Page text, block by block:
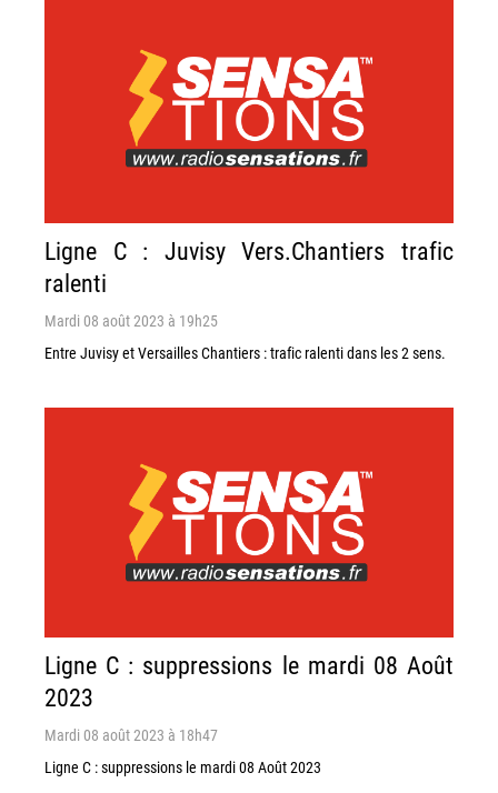
Ligne C : Juvisy Vers.Chantiers trafic
ralenti
Mardi 08 août 2023 à 19h25
Entre Juvisy et Versailles Chantiers : trafic ralenti dans les 2 sens.
Ligne C : suppressions le mardi 08 Août
2023
Mardi 08 août 2023 à 18h47
Ligne C : suppressions le mardi 08 Août 2023